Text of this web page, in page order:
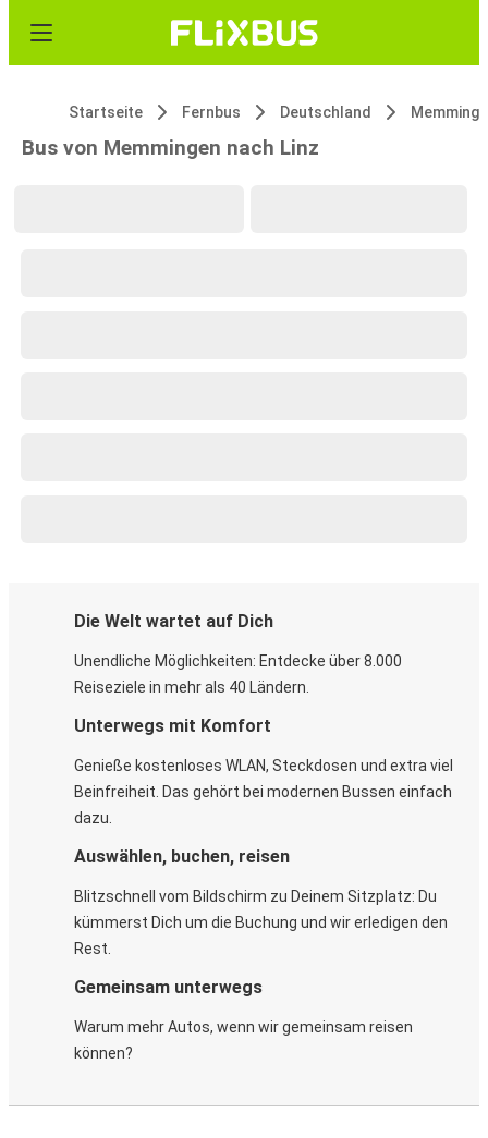
Startseite Fernbus Deutschland
Bus von Memmingen nach Linz
Die Welt wartet auf Dich
Unendliche Möglichkeiten: Entdecke über 8.000
Reiseziele in mehr als 40 Ländern.
Unterwegs mit Komfort
Genieße kostenloses WLAN, Steckdosen und extra viel
Beinfreiheit. Das gehört bei modernen Bussen einfach
dazu.
Auswählen, buchen, reisen
Blitzschnell vom Bildschirm zu Deinem Sitzplatz: Du
kümmerst Dich um die Buchung und wir erledigen den
Rest.
Gemeinsam unterwegs
Warum mehr Autos, wenn wir gemeinsam reisen
können?